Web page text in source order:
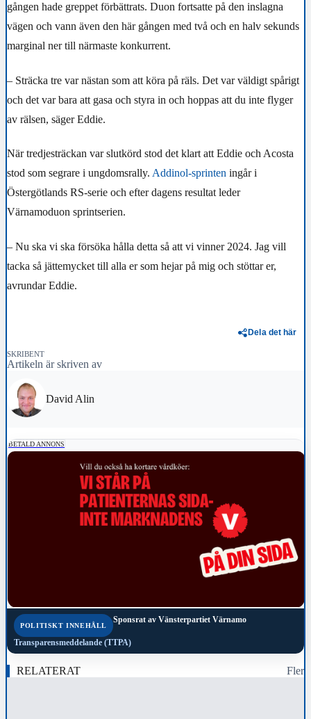
gången hade greppet förbättrats. Duon fortsatte på den inslagna
vägen och vann även den här gången med två och en halv sekunds
marginal ner till närmaste konkurrent.
– Sträcka tre var nästan som att köra på räls. Det var väldigt spårigt
och det var bara att gasa och styra in och hoppas att du inte flyger
av rälsen, säger Eddie.
När tredjesträckan var slutkörd stod det klart att Eddie och Acosta
stod som segrare i ungdomsrally. Addinol-sprinten ingår i
Östergötlands RS-serie och efter dagens resultat leder
Värnamoduon sprintserien.
– Nu ska vi ska försöka hålla detta så att vi vinner 2024. Jag vill
tacka så jättemycket till alla er som hejar på mig och stöttar er,
avrundar Eddie.
Dela det här
SKRIBENT
Artikeln är skriven av
David Alin
BETALD ANNONS
POLITISKT INNEHÅLL
Sponsrat av Vänsterpartiet Värnamo
Transparensmeddelande (TTPA)
RELATERAT Fler